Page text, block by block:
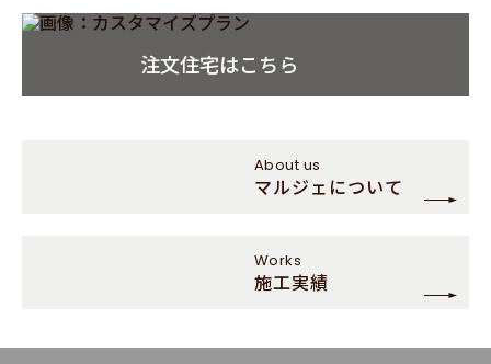
注文住宅はこちら
About us
マルジェについて
Works
施工実績